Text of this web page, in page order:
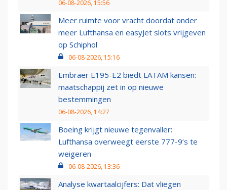
06-08-2026, 15:56
Meer ruimte voor vracht doordat onder
meer Lufthansa en easyJet slots vrijgeven
op Schiphol
06-08-2026, 15:16
Embraer E195-E2 biedt LATAM kansen:
maatschappij zet in op nieuwe
bestemmingen
06-08-2026, 14:27
Boeing krijgt nieuwe tegenvaller:
Lufthansa overweegt eerste 777-9’s te
weigeren
06-08-2026, 13:36
Analyse kwartaalcijfers: Dat vliegen